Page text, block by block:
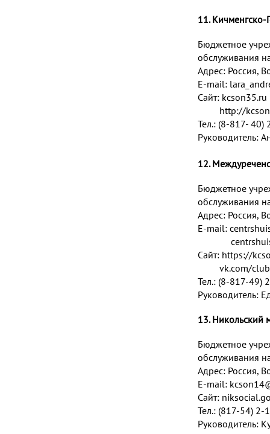
11.
Бюджетное
обслуживания
Адрес: Россия,
E-mail:
Сайт: kcson35.ru
http://kcson-
Тел.: (8-817- 40)
Руководитель:
12.
Бюджетное
обслуживания
Адрес: Россия,
E-mail:
Сайт: https://
vk.com/
Тел.: (8-817-49)
Руководитель:
13. Никольский
Бюджетное
обслуживания
Адрес: Россия,
E-mail:
Сайт:
Тел.: (817-54) 2-
Руководитель: